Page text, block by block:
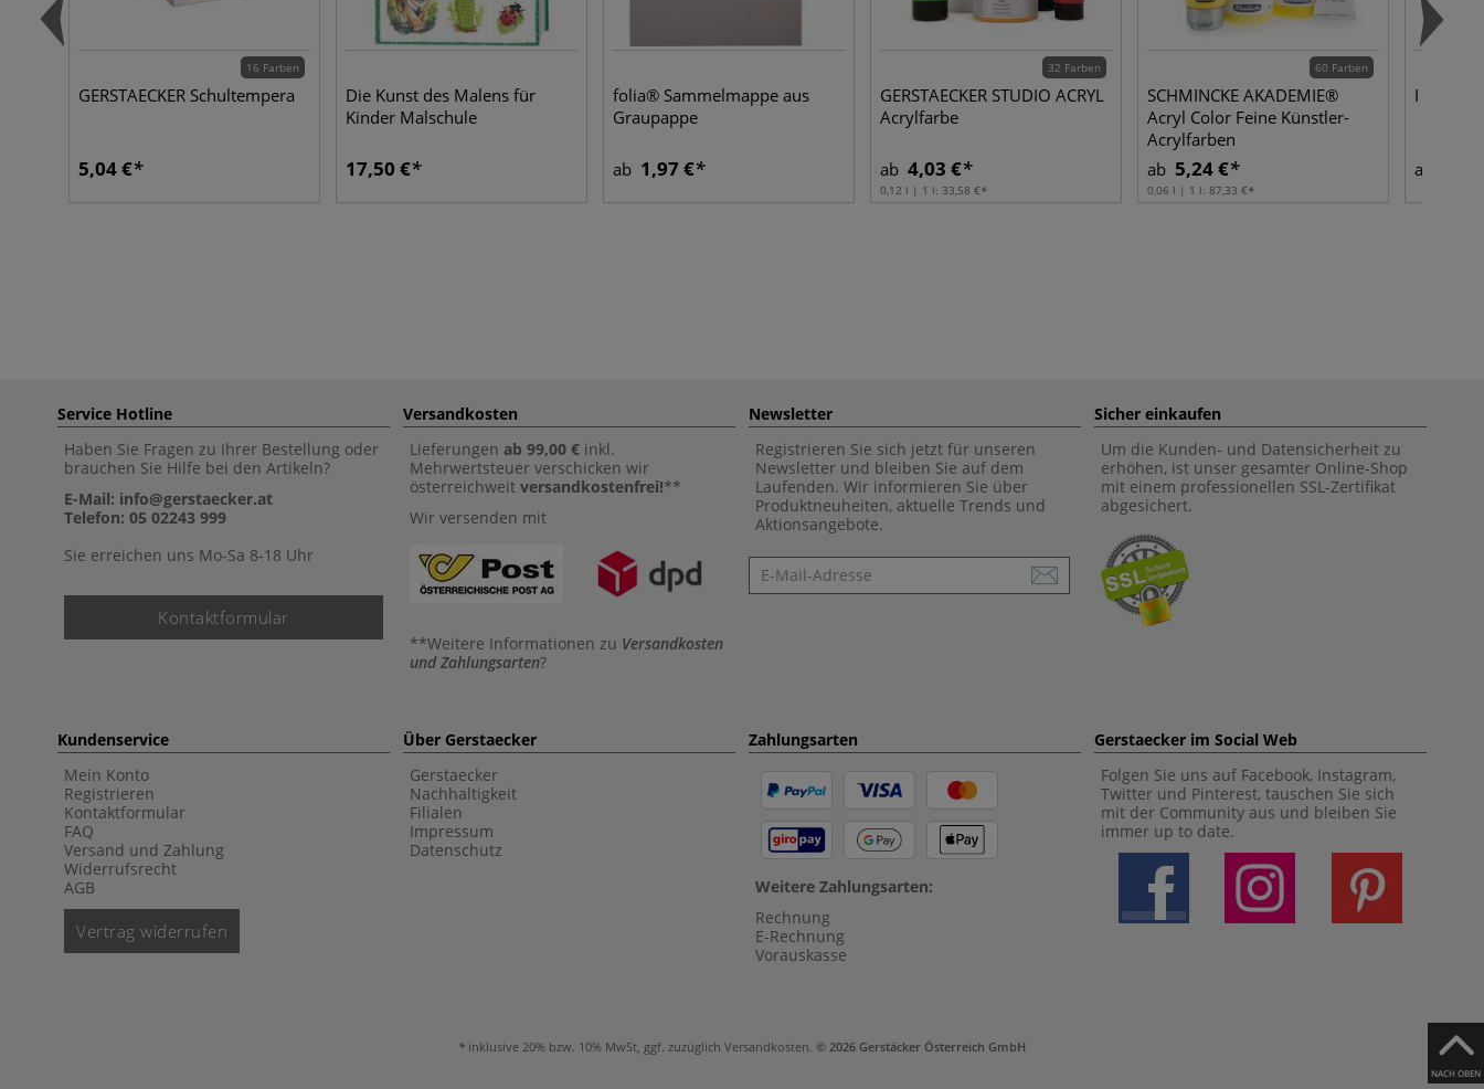
NACH OBEN
16 Farben
GERSTAECKER Schultempera
5,04 €
Die Kunst des Malens für
Kinder Malschule
17,50 €
folia® Sammelmappe aus
Graupappe
ab 1,97 €
32 Farben
GERSTAECKER STUDIO ACRYL
Acrylfarbe
ab 4,03 €
0,12 l | 1 l: 33,58 €
60 Farben
SCHMINCKE AKADEMIE®
Acryl Color Feine Künstler-
Acrylfarben
ab 5,24 €
0,06 l | 1 l: 87,33 €
I LOVE
ab
Service Hotline
Haben Sie Fragen zu Ihrer Bestellung oder
brauchen Sie Hilfe bei den Artikeln?
E-Mail: info@gerstaecker.at
Telefon: 05 02243 999
Sie erreichen uns Mo-Sa 8-18 Uhr
Kontaktformular
Versandkosten
Lieferungen ab 99,00 € inkl.
Mehrwertsteuer verschicken wir
österreichweit versandkostenfrei!**
Wir versenden mit
**Weitere Informationen zu Versandkosten
und Zahlungsarten?
Newsletter
Registrieren Sie sich jetzt für unseren
Newsletter und bleiben Sie auf dem
Laufenden. Wir informieren Sie über
Produktneuheiten, aktuelle Trends und
Aktionsangebote.
Newsletter
Sicher einkaufen
Um die Kunden- und Datensicherheit zu
erhöhen, ist unser gesamter Online-Shop
mit einem professionellen SSL-Zertifikat
abgesichert.
Kundenservice
Mein Konto
Registrieren
Kontaktformular
FAQ
Versand und Zahlung
Widerrufsrecht
AGB
Vertrag widerrufen
Über Gerstaecker
Gerstaecker
Nachhaltigkeit
Filialen
Impressum
Datenschutz
Zahlungsarten
Weitere Zahlungsarten:
Rechnung
E-Rechnung
Vorauskasse
Gerstaecker im Social Web
Folgen Sie uns auf Facebook, Instagram,
Twitter und Pinterest, tauschen Sie sich
mit der Community aus und bleiben Sie
immer up to date.
inklusive 20% bzw. 10% MwSt, ggf. zuzüglich Versandkosten. © 2026 Gerstäcker Österreich GmbH